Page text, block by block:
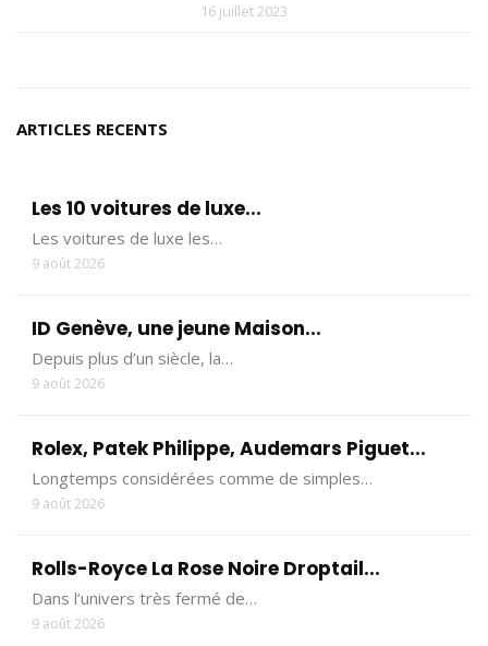
16 juillet 2023
ARTICLES RECENTS
Les 10 voitures de luxe...
Les voitures de luxe les…
9 août 2026
ID Genève, une jeune Maison...
Depuis plus d’un siècle, la…
9 août 2026
Rolex, Patek Philippe, Audemars Piguet...
Longtemps considérées comme de simples…
9 août 2026
Rolls-Royce La Rose Noire Droptail...
Dans l’univers très fermé de…
9 août 2026